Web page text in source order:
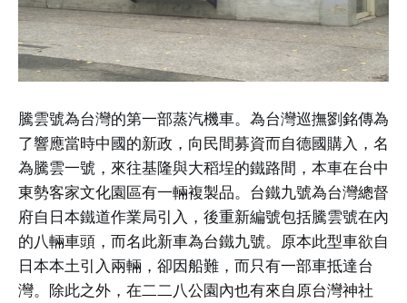
騰雲號為台灣的第一部蒸汽機車。為台灣巡撫劉銘傳為
了響應當時中國的新政，向民間募資而自德國購入，名
為騰雲一號，來往基隆與大稻埕的鐵路間，本車在台中
東勢客家文化園區有一輛複製品。台鐵九號為台灣總督
府自日本鐵道作業局引入，後重新編號包括騰雲號在內
的八輛車頭，而名此新車為台鐵九號。原本此型車欲自
日本本土引入兩輛，卻因船難，而只有一部車抵達台
灣。除此之外，在二二八公園內也有來自原台灣神社